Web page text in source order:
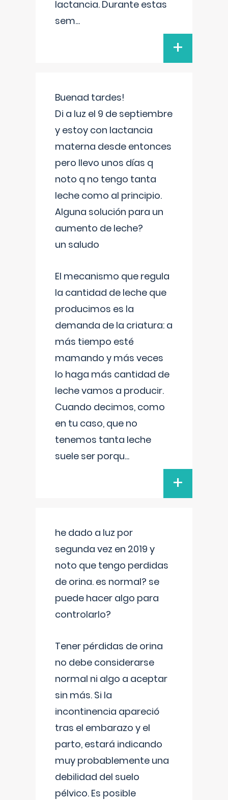
lactancia. Durante estas
sem...
+
Buenad tardes!
Di a luz el 9 de septiembre
y estoy con lactancia
materna desde entonces
pero llevo unos días q
noto q no tengo tanta
leche como al principio.
Alguna solución para un
aumento de leche?
un saludo
El mecanismo que regula
la cantidad de leche que
producimos es la
demanda de la criatura: a
más tiempo esté
mamando y más veces
lo haga más cantidad de
leche vamos a producir.
Cuando decimos, como
en tu caso, que no
tenemos tanta leche
suele ser porqu...
+
he dado a luz por
segunda vez en 2019 y
noto que tengo perdidas
de orina. es normal? se
puede hacer algo para
controlarlo?
Tener pérdidas de orina
no debe considerarse
normal ni algo a aceptar
sin más. Si la
incontinencia apareció
tras el embarazo y el
parto, estará indicando
muy probablemente una
debilidad del suelo
pélvico. Es posible